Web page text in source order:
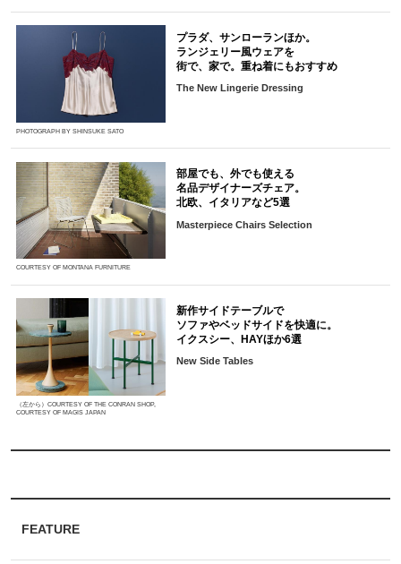
FEATURE
PHOTOGRAPH BY SHINSUKE SATO
プラダ、サンローランほか。
ランジェリー風ウェアを
街で、家で。重ね着にもおすすめ
The New Lingerie Dressing
COURTESY OF MONTANA FURNITURE
部屋でも、外でも使える
名品デザイナーズチェア。
北欧、イタリアなど5選
Masterpiece Chairs Selection
（左から）COURTESY OF THE CONRAN SHOP,
COURTESY OF MAGIS JAPAN
新作サイドテーブルで
ソファやベッドサイドを快適に。
イクスシー、HAYほか6選
New Side Tables